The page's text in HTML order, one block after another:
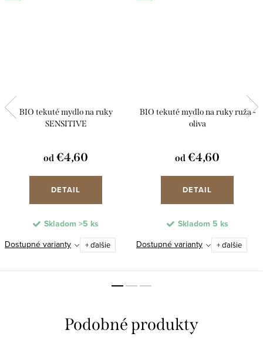
BIO tekuté mydlo na ruky
SENSITIVE
od €4,60
DETAIL
Skladom >5 ks
Dostupné varianty + ďalšie
BIO tekuté mydlo na ruky ruža -
oliva
od €4,60
DETAIL
Skladom 5 ks
Dostupné varianty + ďalšie